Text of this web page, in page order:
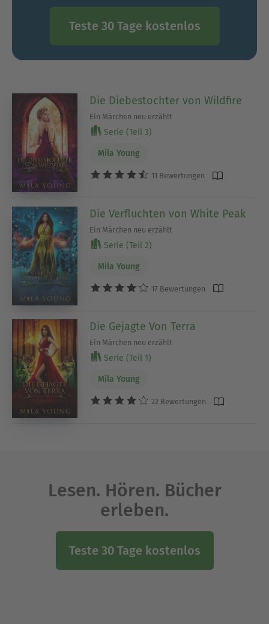
Teste 30 Tage kostenlos
Die Diebestochter von Wildfire
Ein Märchen neu erzählt
Serie (Teil 3)
Mila Young
11 Bewertungen
Die Verfluchten von White Peak
Ein Märchen neu erzählt
Serie (Teil 2)
Mila Young
17 Bewertungen
Die Gejagte Von Terra
Ein Märchen neu erzählt
Serie (Teil 1)
Mila Young
22 Bewertungen
Lesen. Hören. Bücher
erleben.
Teste 30 Tage kostenlos